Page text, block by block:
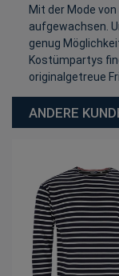
Mit der Mode
aufgewachsen.
genug
Kostümpartys
originalgetreue
ANDERE